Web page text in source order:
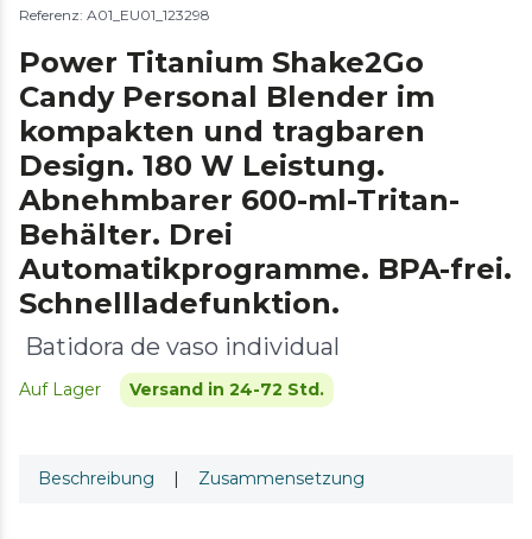
Referenz: A01_EU01_123298
Power Titanium Shake2Go
Candy Personal Blender im
kompakten und tragbaren
Design. 180 W Leistung.
Abnehmbarer 600-ml-Tritan-
Behälter. Drei
Automatikprogramme. BPA-frei.
Schnellladefunktion.
Batidora de vaso individual
Auf Lager Versand in 24-72 Std.
Beschreibung | Zusammensetzung